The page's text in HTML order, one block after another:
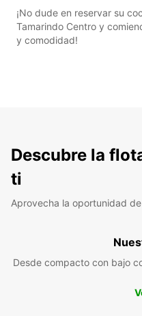
¡No dude en reservar su
Tamarindo Centro y
y comodidad!
Descubre la
ti
Aprovecha la oportunidad
Desde compacto con bajo